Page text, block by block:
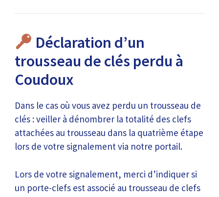
Déclaration d’un
trousseau de clés perdu à
Coudoux
Dans le cas où vous avez perdu un trousseau de
clés : veiller à dénombrer la totalité des clefs
attachées au trousseau dans la quatrième étape
lors de votre signalement via notre portail.
Lors de votre signalement, merci d’indiquer si
un porte-clefs est associé au trousseau de clefs